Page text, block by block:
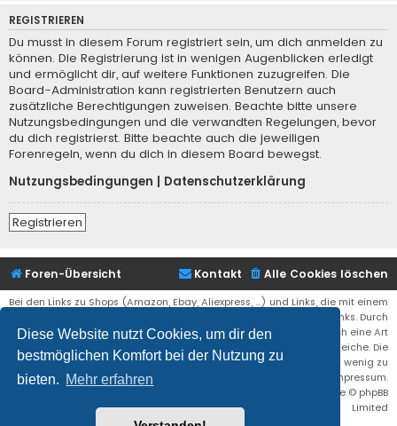
Diese Website nutzt Cookies, um dir den
bestmöglichen Komfort bei der Nutzung zu
bieten. Mehr erfahren
REGISTRIEREN
Du musst in diesem Forum registriert sein, um dich anmelden zu
können. Die Registrierung ist in wenigen Augenblicken erledigt
und ermöglicht dir, auf weitere Funktionen zuzugreifen. Die
Board-Administration kann registrierten Benutzern auch
zusätzliche Berechtigungen zuweisen. Beachte bitte unsere
Nutzungsbedingungen und die verwandten Regelungen, bevor
du dich registrierst. Bitte beachte auch die jeweiligen
Forenregeln, wenn du dich in diesem Board bewegst.
Nutzungsbedingungen
Datenschutzerklärung
Registrieren
Foren-Übersicht Alle Cookies löschen
Kontakt
Bei den Links zu Shops (Amazon, Ebay, Aliexpress, ...) und Links, die mit einem
Stern (*) markiert sind, kann es sich um sogenannte Affiliate Links. Durch
den Kauf eines Produktes über einen Affiliate Link erhälte ich eine Art
Umsatzbeteiligung gutgeschrieben. Für euch bleibt der Preis der gleiche. Die
Einnahmen helfen die Hostgebühren für diese Webseite ein wenig zu
reduzieren. Siehe auch das Impressum.
® Forum Software © phpBB
Limited